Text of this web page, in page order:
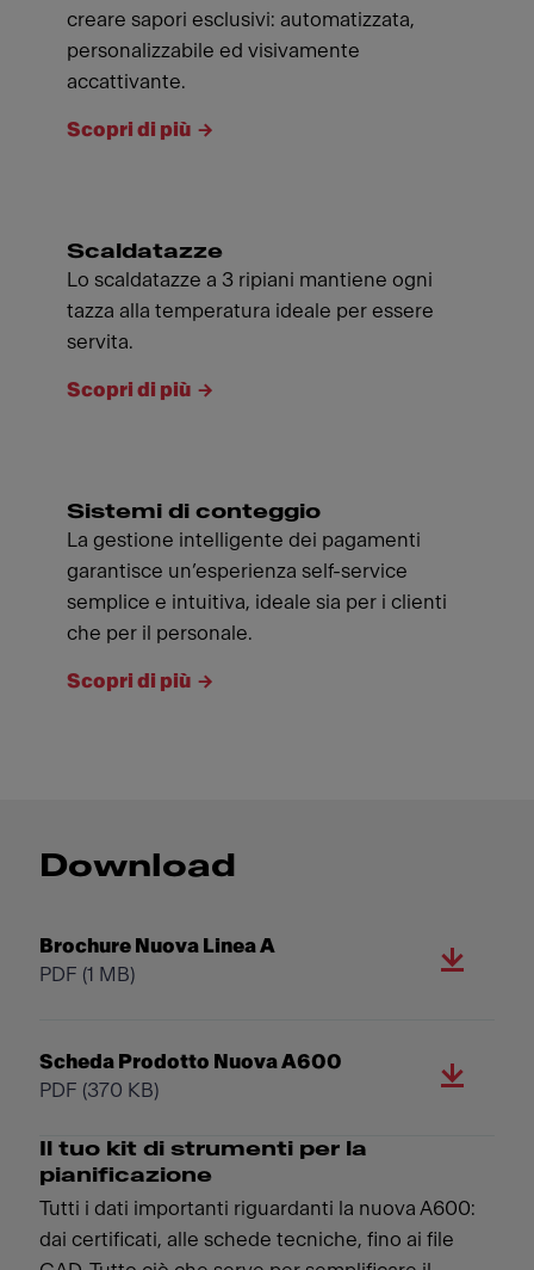
creare sapori esclusivi: automatizzata,
personalizzabile ed visivamente
accattivante.
Scopri di più
Scaldatazze
Lo scaldatazze a 3 ripiani mantiene ogni
tazza alla temperatura ideale per essere
servita.
Scopri di più
Sistemi di conteggio
La gestione intelligente dei pagamenti
garantisce un’esperienza self-service
semplice e intuitiva, ideale sia per i clienti
che per il personale.
Scopri di più
Download
Brochure Nuova Linea A
PDF (1 MB)
Scheda Prodotto Nuova A600
PDF (370 KB)
Il tuo kit di strumenti per la
pianificazione
Tutti i dati importanti riguardanti la nuova A600:
dai certificati, alle schede tecniche, fino ai file